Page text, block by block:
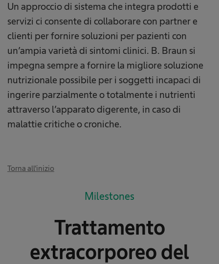
Un approccio di sistema che integra prodotti e
servizi ci consente di collaborare con partner e
clienti per fornire soluzioni per pazienti con
un’ampia varietà di sintomi clinici. B. Braun si
impegna sempre a fornire la migliore soluzione
nutrizionale possibile per i soggetti incapaci di
ingerire parzialmente o totalmente i nutrienti
attraverso l’apparato digerente, in caso di
malattie critiche o croniche.
Torna all'inizio
Milestones
Trattamento
extracorporeo del